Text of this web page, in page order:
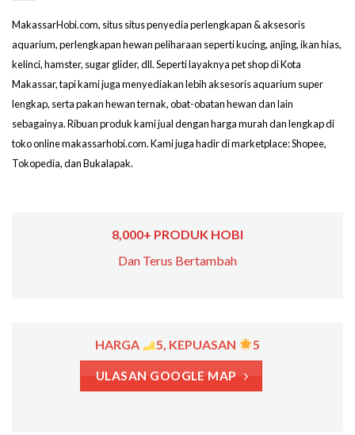
MakassarHobi.com, situs situs penyedia perlengkapan & aksesoris
aquarium, perlengkapan hewan peliharaan seperti kucing, anjing, ikan hias,
kelinci, hamster, sugar glider, dll. Seperti layaknya pet shop di Kota
Makassar, tapi kami juga menyediakan lebih aksesoris aquarium super
lengkap, serta pakan hewan ternak, obat-obatan hewan dan lain
sebagainya. Ribuan produk kami jual dengan harga murah dan lengkap di
toko online makassarhobi.com. Kami juga hadir di marketplace: Shopee,
Tokopedia, dan Bukalapak.
8,000+ PRODUK HOBI
Dan Terus Bertambah
HARGA 5, KEPUASAN 5
ULASAN GOOGLE MAP